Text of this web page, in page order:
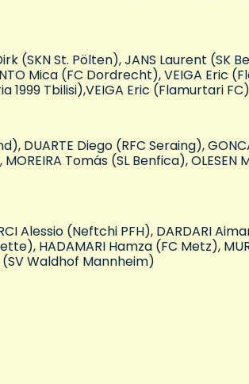
(SKN St. Pölten), JANS Laurent (SK
Mica (FC Dordrecht), VEIGA Eric
1999 Tbilisi),VEIGA Eric (Flamurtari
DUARTE Diego (RFC Seraing),
Tomás (SL Benfica), OLESEN
Alessio (Neftchi PFH), DARDARI
HADAMARI Hamza (FC Metz),
(SV Waldhof Mannheim)